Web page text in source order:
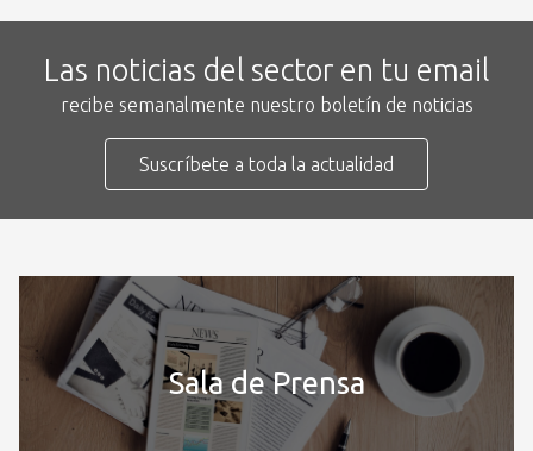
Las noticias del sector en tu email
recibe semanalmente nuestro boletín de noticias
Suscríbete a toda la actualidad
Sala de Prensa